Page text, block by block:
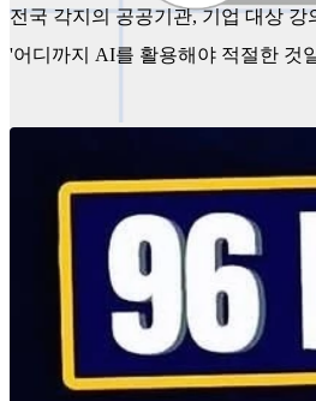
전국 각지의 공공기관, 기업 대상 강
'어디까지 AI를 활용해야 적절한 것